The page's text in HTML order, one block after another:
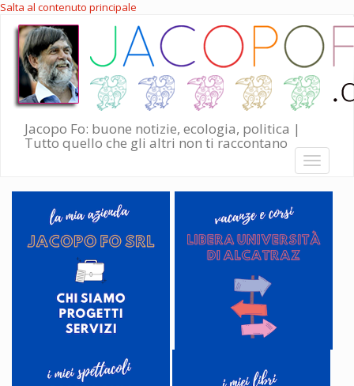
Salta al contenuto principale
Jacopo Fo: buone notizie, ecologia, politica |
Tutto quello che gli altri non ti raccontano
Toggle